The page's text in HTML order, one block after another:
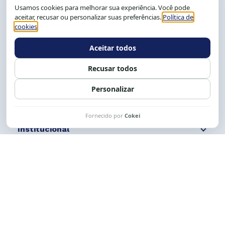
CEP: 40.150-055
Salvador-BA, Brasil.
Tel.: (71) 2104-5457, Cel.: (71) 9 9239-2104 ou 2105
Expediente: 8h às 12h e 13 às 17h.
Siga nossas redes Fale conosco
Institucional